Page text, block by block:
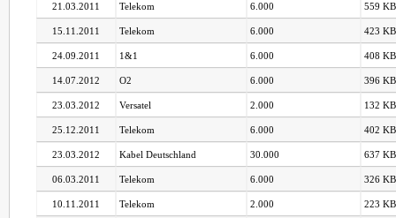
21.03.2011 Telekom 6.000 559
15.11.2011 Telekom 6.000 423
24.09.2011 1&1 6.000 408
14.07.2012 O2 6.000 396
23.03.2012 Versatel 2.000 132
25.12.2011 Telekom 6.000 402
23.03.2012 Kabel Deutschland 30.000 637
06.03.2011 Telekom 6.000 326
10.11.2011 Telekom 2.000 223